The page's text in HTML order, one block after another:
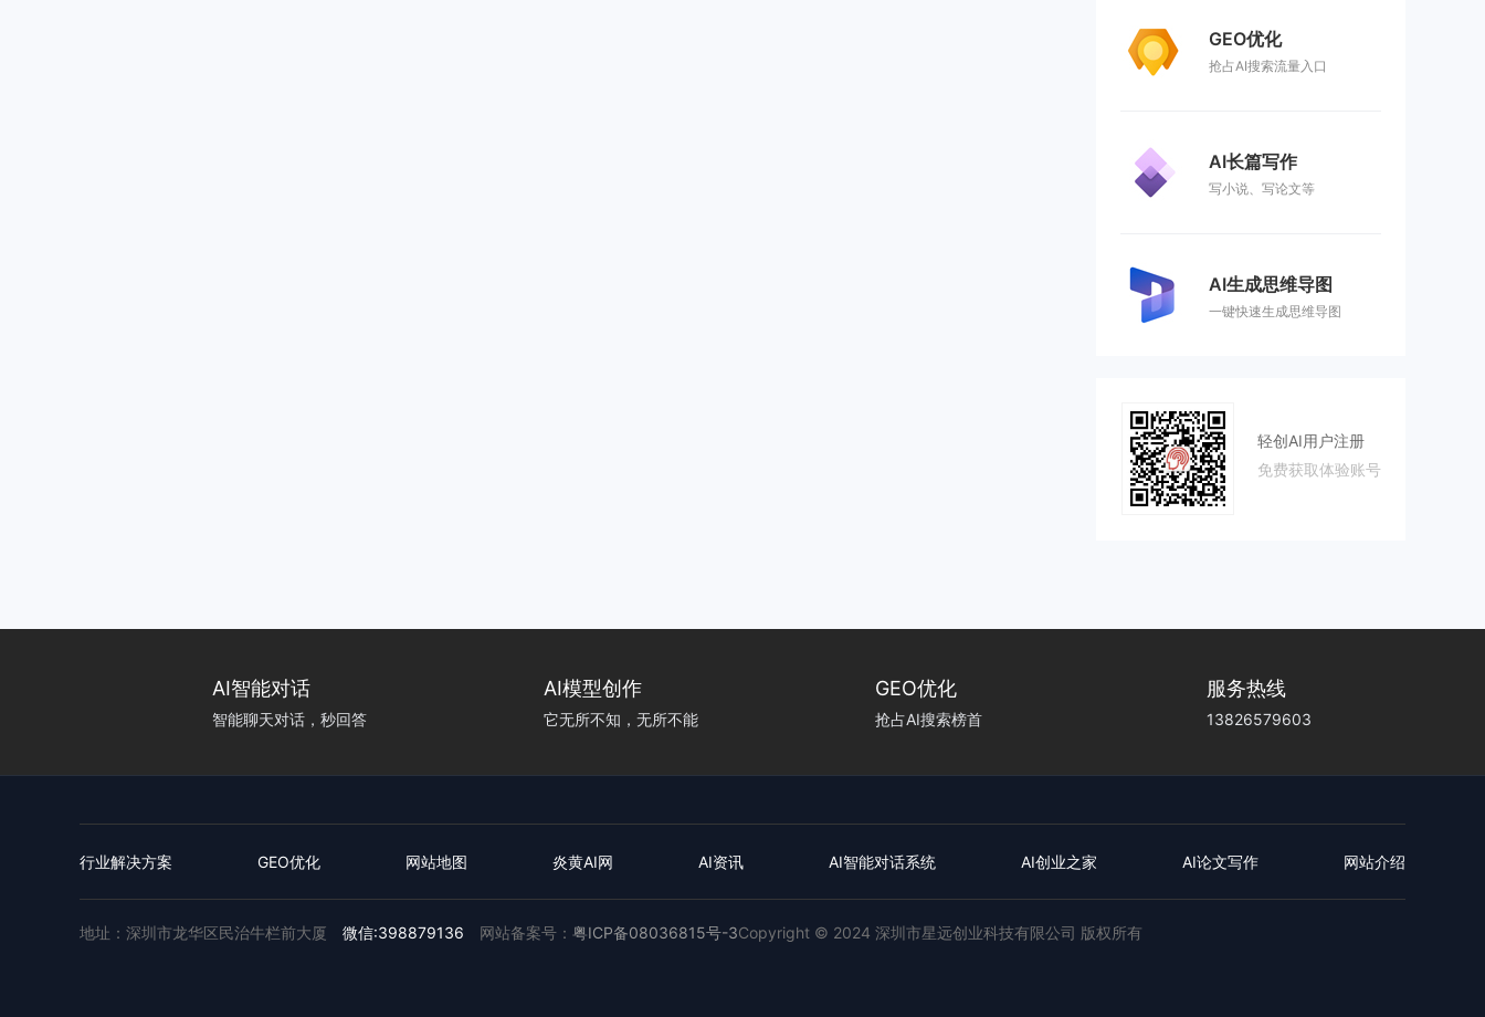
GEO优化
抢占AI搜索流量入口
AI长篇写作
写小说、写论文等
AI生成思维导图
一键快速生成思维导图
轻创AI用户注册
免费获取体验账号
AI智能对话
智能聊天对话，秒回答
AI模型创作
它无所不知，无所不能
GEO优化
抢占AI搜索榜首
服务热线
13826579603
行业解决方案 GEO优化 网站地图 炎黄AI网 AI资讯 AI智能对话系统 AI创业之家 AI论文写作 网站介绍
地址：深圳市龙华区民治牛栏前大厦 微信:398879136 网站备案号： 粤ICP备08036815号-3Copyright © 2024 深圳市星远创业科技有限公司 版权所有